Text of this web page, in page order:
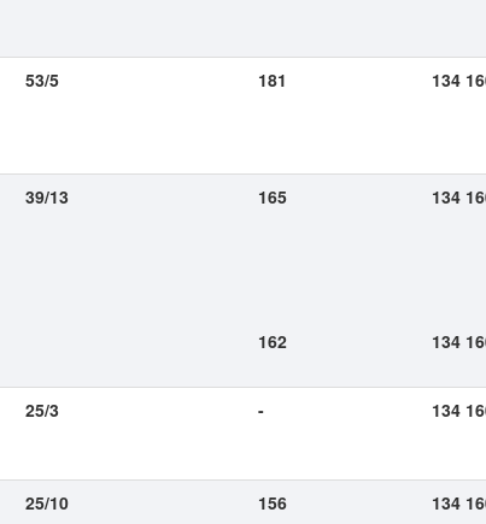
53/5 181 134
39/13 165
162
134
134
25/3 - 134
25/10 156 134